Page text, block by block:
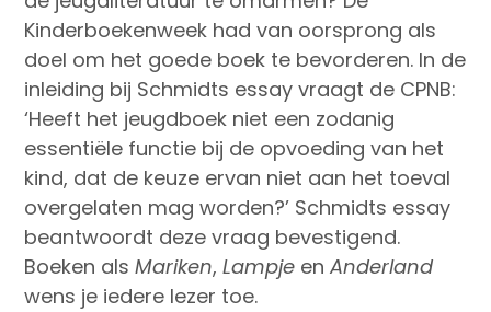
Kinderboekenweek had van oorsprong als
doel om het goede boek te bevorderen. In de
inleiding bij Schmidts essay vraagt de CPNB:
‘Heeft het jeugdboek niet een zodanig
essentiële functie bij de opvoeding van het
kind, dat de keuze ervan niet aan het toeval
overgelaten mag worden?’ Schmidts essay
beantwoordt deze vraag bevestigend.
Boeken alsMariken,Lampje enAnderland
wens je iedere lezer toe.